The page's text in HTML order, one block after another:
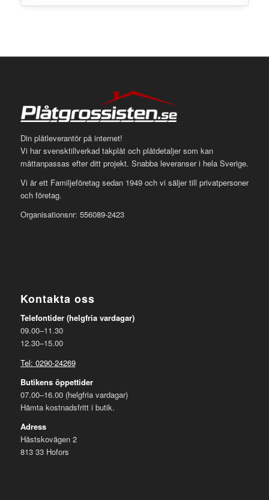
Din plåtleverantör på internet!
Vi har svensktillverkad takplåt och plåtdetaljer som kan
måttanpassas efter ditt projekt. Snabba leveranser i hela Sverige.
Vi är ett Familjeföretag sedan 1949 och vi säljer till privatpersoner
och företag.
Organisationsnr: 556089-2423
Kontakta oss
Telefontider (helgfria vardagar)
09.00–11.30
12.30–15.00
Tel: 0290-24269
Butikens öppettider
07.00–16.00 (helgfria vardagar)
Hämta kostnadsfritt i butik.
Adress
Hästskovägen 2
813 33 Hofors